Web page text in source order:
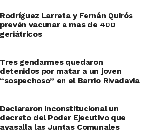
Rodríguez Larreta y Fernán Quirós
prevén vacunar a mas de 400
geriátricos
Tres gendarmes quedaron
detenidos por matar a un joven
“sospechoso” en el Barrio Rivadavia
Declararon inconstitucional un
decreto del Poder Ejecutivo que
avasalla las Juntas Comunales